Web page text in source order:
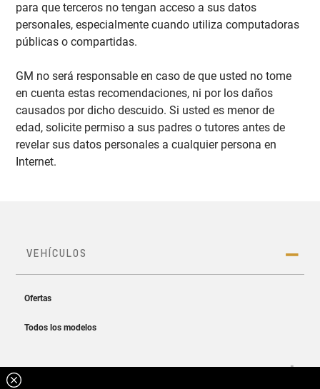
para que terceros no tengan acceso a sus datos
personales, especialmente cuando utiliza computadoras
públicas o compartidas.
GM no será responsable en caso de que usted no tome
en cuenta estas recomendaciones, ni por los daños
causados por dicho descuido. Si usted es menor de
edad, solicite permiso a sus padres o tutores antes de
revelar sus datos personales a cualquier persona en
Internet.